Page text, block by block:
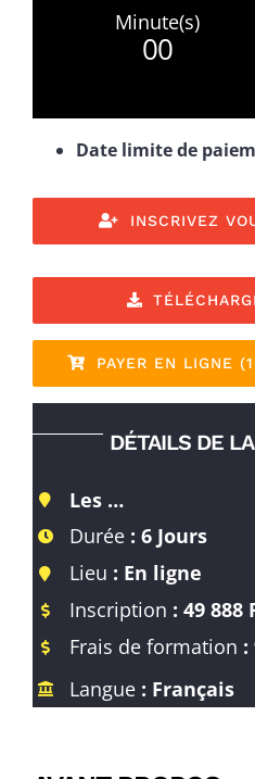
00
Minute(s)
Date limite de
INSCRIVEZ
PAYER EN LIGNE
DÉTAILS DE
Les …
Durée : 6 Jours
Lieu : En ligne
Inscription : 49 888
Frais de formation :
Langue: Français